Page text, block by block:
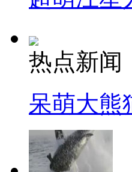
热点新闻
呆萌大熊